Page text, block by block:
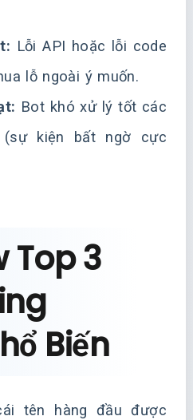
Lỗi API hoặc lỗi code
lỗ ngoài ý muốn.
Bot khó xử lý tốt các
(sự kiện bất ngờ cực
Top 3
Biến
tên hàng đầu được